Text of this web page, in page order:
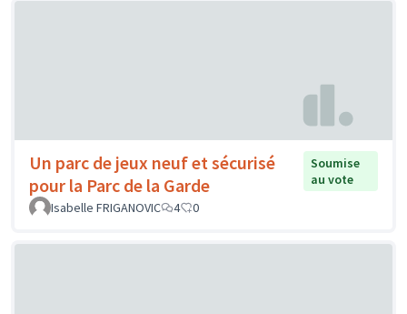
Un parc de jeux neuf et sécurisé
pour la Parc de la Garde
Soumise
au vote
Isabelle FRIGANOVIC
4 0